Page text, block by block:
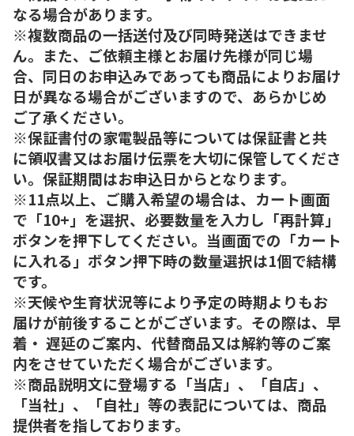
なる場合があります。
※複数商品の一括送付及び同時発送はできませ
ん。また、ご依頼主様とお届け先様が同じ場
合、同日のお申込みであっても商品によりお届け
日が異なる場合がございますので、あらかじめ
ご了承ください。
※保証書付の家電製品等については保証書と共
に領収書又はお届け伝票を大切に保管してくださ
い。保証期間はお申込日からとなります。
※11点以上、ご購入希望の場合は、カート画面
で「10+」を選択、必要数量を入力し「再計算」
ボタンを押下してください。当画面での「カート
に入れる」ボタン押下時の数量選択は1個で結構
です。
※天候や生育状況等により予定の時期よりもお
届けが前後することがございます。その際は、早
着・ 遅延のご案内、代替商品又は解約等のご案
内をさせていただく場合がございます。
※商品説明文に登場する「当店」、「自店」、
「当社」、「自社」等の表記については、商品
提供者を指しております。